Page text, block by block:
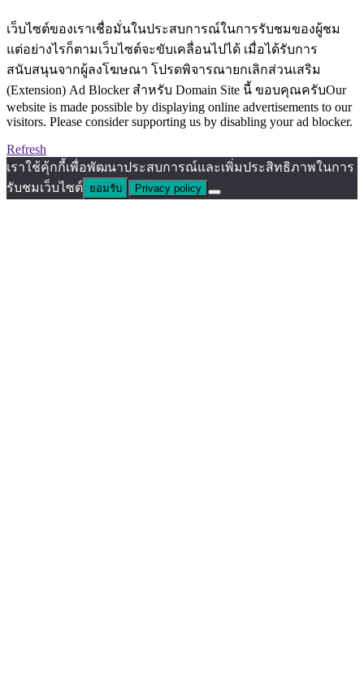
เว็บไซต์ของเราเชื่อมั่นในประสบการณ์ในการรับชมของผู้ชม
แต่อย่างไรก็ตามเว็บไซต์จะขับเคลื่อนไปได้ เมื่อได้รับการ
สนับสนุนจากผู้ลงโฆษณา โปรดพิจารณายกเลิกส่วนเสริม
(Extension) Ad Blocker สำหรับ Domain Site นี้ ขอบคุณครับOur
website is made possible by displaying online advertisements to our
visitors. Please consider supporting us by disabling your ad blocker.
Refresh
เราใช้คุ้กกี้เพื่อพัฒนาประสบการณ์และเพิ่มประสิทธิภาพในการ
รับชมเว็บไซต์ ยอมรับ Privacy policy